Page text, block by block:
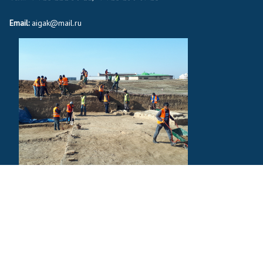
Email:aigak@mail.ru